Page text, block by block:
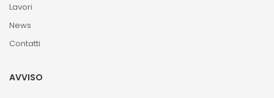
Lavori
News
Contatti
AVVISO